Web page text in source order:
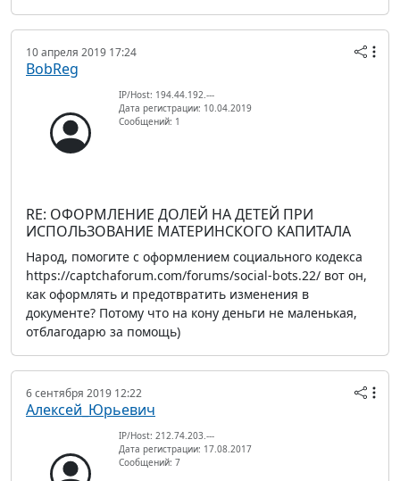
10 апреля 2019 17:24
BobReg
IP/Host: 194.44.192.---
Дата регистрации: 10.04.2019
Сообщений: 1
RE: ОФОРМЛЕНИЕ ДОЛЕЙ НА ДЕТЕЙ ПРИ
ИСПОЛЬЗОВАНИЕ МАТЕРИНСКОГО КАПИТАЛА
Народ, помогите с оформлением социального кодекса
https://captchaforum.com/forums/social-bots.22/ вот он,
как оформлять и предотвратить изменения в
документе? Потому что на кону деньги не маленькая,
отблагодарю за помощь)
6 сентября 2019 12:22
Алексей_Юрьевич
IP/Host: 212.74.203.---
Дата регистрации: 17.08.2017
Сообщений: 7